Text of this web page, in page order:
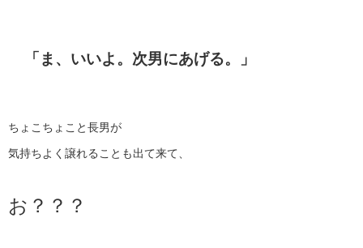
「ま、いいよ。次男にあげる。」
ちょこちょこと長男が
気持ちよく譲れることも出て来て、
お？？？